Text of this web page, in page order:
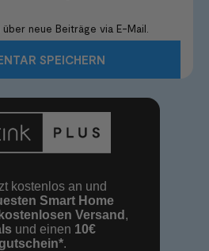
neue Beiträge via E-Mail.
kostenlos an und
Smart Home
Versand ,
und einen 10€
.